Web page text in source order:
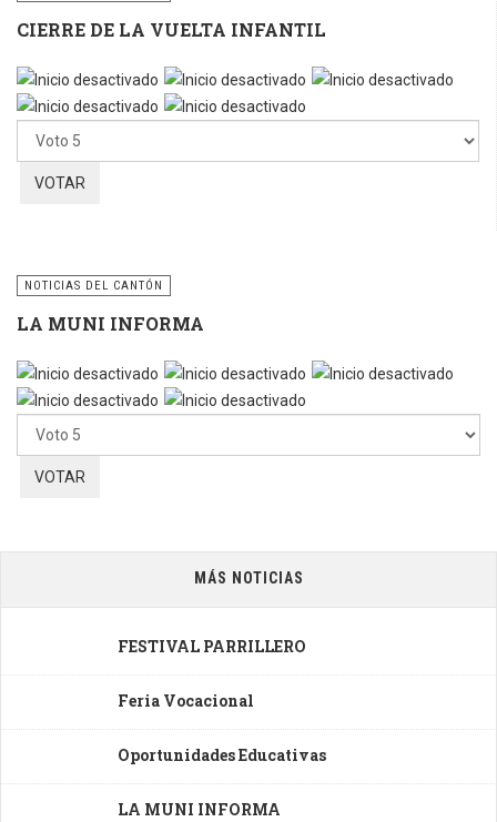
CIERRE DE LA VUELTA INFANTIL
vote
NOTICIAS DEL CANTÓN
LA MUNI INFORMA
vote
MÁS NOTICIAS
FESTIVAL PARRILLERO
Feria Vocacional
Oportunidades Educativas
LA MUNI INFORMA